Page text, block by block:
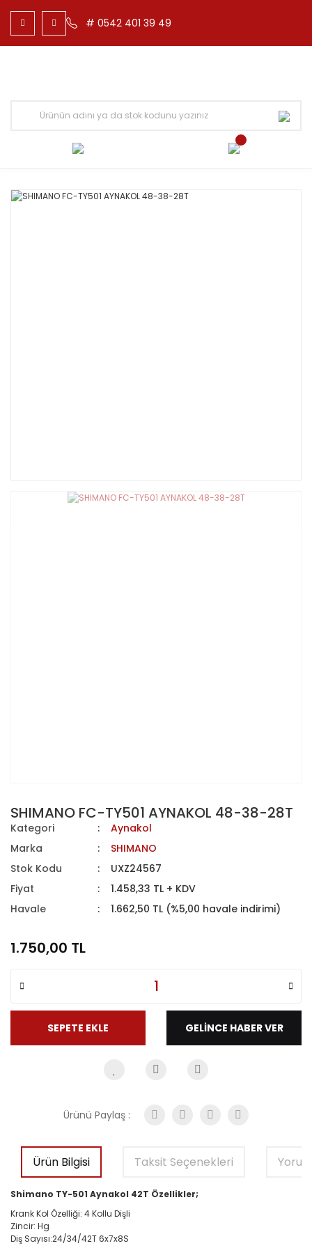
# 0542 401 39 49
SHIMANO FC-TY501 AYNAKOL 48-38-28T
Kategori
Aynakol
Marka
SHIMANO
Stok Kodu
UXZ24567
Fiyat
1.458,33 TL + KDV
Havale
1.662,50 TL (%5,00 havale indirimi)
1.750,00 TL
SEPETE EKLE GELİNCE HABER VER
Ürünü Paylaş :
Ürün Bilgisi Taksit Seçenekleri
Shimano TY-501 Aynakol 42T Özellikler;
Krank Kol Özelliği: 4 Kollu Dişli
Zincir: Hg
Diş Sayısı:24/34/42T 6x7x8S